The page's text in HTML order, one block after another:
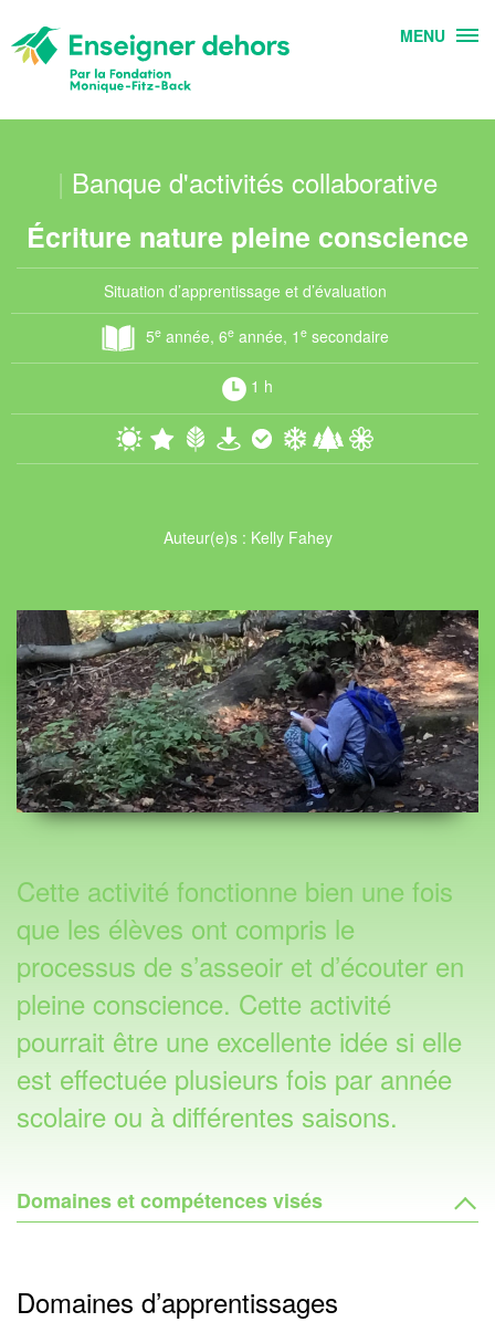
MENU
| Banque d'activités collaborative
Écriture nature pleine conscience
Situation d’apprentissage et d’évaluation
5eannée, 6eannée, 1 esecondaire
1 h
Auteur(e)s : Kelly Fahey
Cette activité fonctionne bien une fois
que les élèves ont compris le
processus de s’asseoir et d’écouter en
pleine conscience. Cette activité
pourrait être une excellente idée si elle
est effectuée plusieurs fois par année
scolaire ou à différentes saisons.
Domaines et compétences visés
Domaines d’apprentissages